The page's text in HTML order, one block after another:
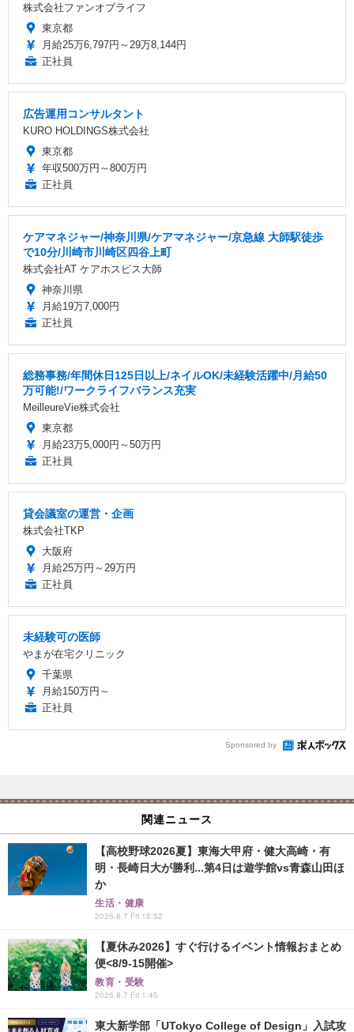
株式会社ファンオブライフ
東京都
月給25万6,797円～29万8,144円
正社員
広告運用コンサルタント
KURO HOLDINGS株式会社
東京都
年収500万円～800万円
正社員
ケアマネジャー/神奈川県/ケアマネジャー/京急線 大師駅徒歩
で10分/川崎市川崎区四谷上町
株式会社AT ケアホスピス大師
神奈川県
月給19万7,000円
正社員
総務事務/年間休日125日以上/ネイルOK/未経験活躍中/月給50
万可能!/ワークライフバランス充実
MeilleureVie株式会社
東京都
月給23万5,000円～50万円
正社員
貸会議室の運営・企画
株式会社TKP
大阪府
月給25万円～29万円
正社員
未経験可の医師
やまが在宅クリニック
千葉県
月給150万円～
正社員
Sponsored by
関連ニュース
【高校野球2026夏】東海大甲府・健大高崎・有
明・長崎日大が勝利...第4日は遊学館vs青森山田ほ
か
生活・健康
2026.8.7 Fri 15:52
【夏休み2026】すぐ行けるイベント情報おまとめ
便<8/9-15開催>
教育・受験
2026.8.7 Fri 1:45
東大新学部「UTokyo College of Design」入試攻